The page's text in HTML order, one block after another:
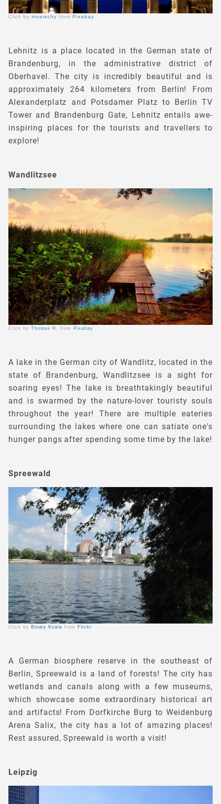
Click by moerschy from Pixabay
Lehnitz is a place located in the German state of
Brandenburg, in the administrative district of
Oberhavel. The city is incredibly beautiful and is
approximately 264 kilometers from Berlin! From
Alexanderplatz and Potsdamer Platz to Berlin TV
Tower and Brandenburg Gate, Lehnitz entails awe-
inspiring places for the tourists and travellers to
explore!
Click by Thomas H. from Pixabay
Wandlitzsee
A lake in the German city of Wandlitz, located in the
state of Brandenburg, Wandlitzsee is a sight for
soaring eyes! The lake is breathtakingly beautiful
and is swarmed by the nature-lover touristy souls
throughout the year! There are multiple eateries
surrounding the lakes where one can satiate one's
hunger pangs after spending some time by the lake!
Click by Binary Koala from Flickr
Spreewald
A German biosphere reserve in the southeast of
Berlin, Spreewald is a land of forests! The city has
wetlands and canals along with a few museums,
which showcase some extraordinary historical art
and artifacts! From Dorfkirche Burg to Weidenburg
Arena Salix, the city has a lot of amazing places!
Rest assured, Spreewald is worth a visit!
Leipzig